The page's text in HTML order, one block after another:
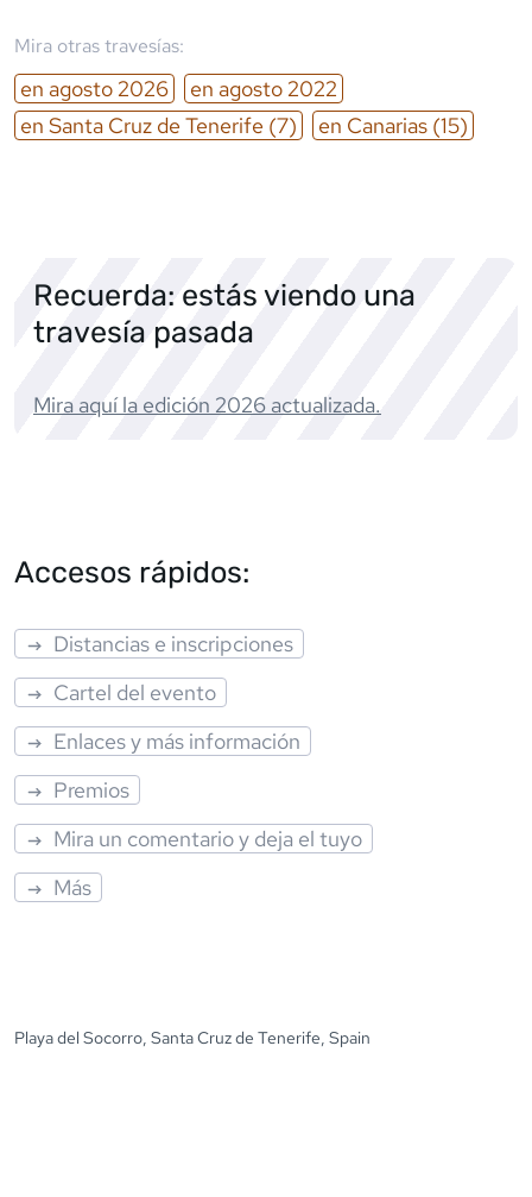
Mira otras travesías:
en agosto 2026 en agosto 2022
en Santa Cruz de Tenerife (7) en Canarias (15)
Recuerda: estás viendo una
travesía pasada
Mira aquí la edición 2026 actualizada.
Accesos rápidos:
Distancias e inscripciones
Cartel del evento
Enlaces y más información
Premios
Mira un comentario y deja el tuyo
Más
Playa del Socorro, Santa Cruz de Tenerife, Spain